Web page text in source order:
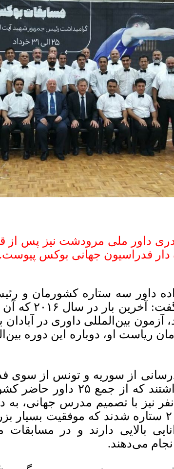
داور ملی مرودشت نیز پس از
دار فدراسیون جهانی بوکس پیوست.
داور سه ستاره کشورمان و
این خصوص
آزمون بین‌المللی داوری در
ریاست او، دوباره این دوره
از سوریه و تونس از سوی
نیز با تصمیم مدرس جهانی، به
طور مستقیم ۲ ستاره شدند که موفقیت
بالایی دارند و در مسابقات
می‌دهند.